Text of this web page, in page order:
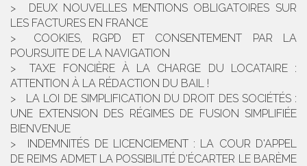
DEUX NOUVELLES MENTIONS OBLIGATOIRES SUR
LES FACTURES EN FRANCE
COOKIES, RGPD ET CONSENTEMENT PAR LA
POURSUITE DE LA NAVIGATION
TAXE FONCIÈRE À LA CHARGE DU LOCATAIRE :
ATTENTION À LA RÉDACTION DU BAIL !
LA LOI DE SIMPLIFICATION DU DROIT DES SOCIÉTÉS :
UNE EXTENSION DES RÉGIMES DE FUSION SIMPLIFIÉE
BIENVENUE
INDEMNITÉS DE LICENCIEMENT : LA COUR D'APPEL
DE REIMS ADMET LA POSSIBILITÉ D'ÉCARTER LE BARÈME